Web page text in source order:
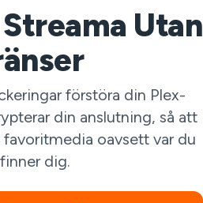
Utan
förstöra din Plex-
din anslutning, så att
oavsett var du
dig.